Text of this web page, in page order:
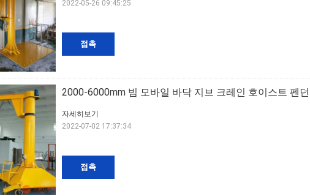
접촉
2022-05-26 09:45:25
2000-6000mm 빔 모바일 바닥 지브 크레인 호이스트 펜
접촉
자세히보기
2022-07-02 17:37:34